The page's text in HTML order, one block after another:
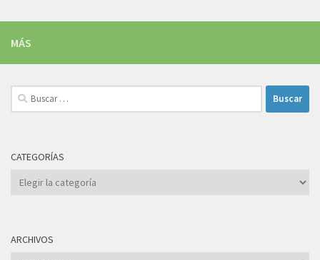
MÁS
Buscar:
CATEGORÍAS
Categorías
ARCHIVOS